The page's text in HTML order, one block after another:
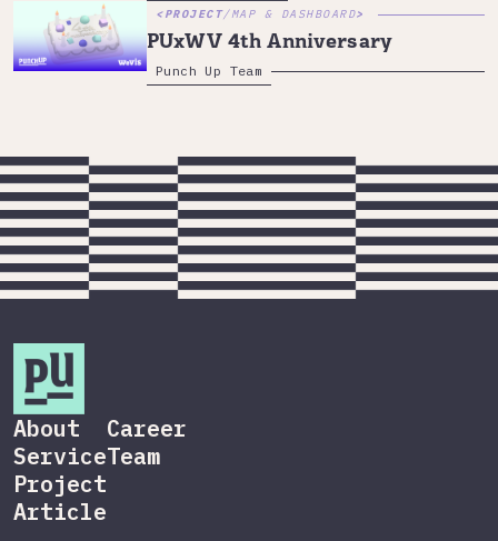
PROJECT/MAP & DASHBOARD
PUxWV 4th Anniversary
Punch Up Team
About
Service
Project
Article
Career
Team